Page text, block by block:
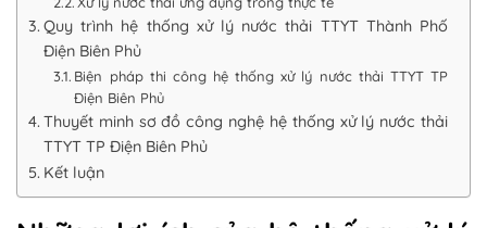
Quy trình hệ thống xử lý nước thải TTYT Thành Phố
Điện Biên Phủ
Biện pháp thi công hệ thống xử lý nước thải TTYT TP
Điện Biên Phủ
Thuyết minh sơ đồ công nghệ hệ thống xử lý nước thải
TTYT TP Điện Biên Phủ
Kết luận